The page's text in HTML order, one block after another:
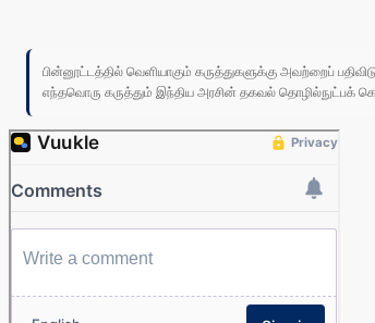
பின்னூட்டத்தில் வெளியாகும் கருத்துகளுக்கு அவற்றைப்
எந்தவொரு கருத்தும் இந்திய அரசின் தகவல் தொழில்நுட்பக்